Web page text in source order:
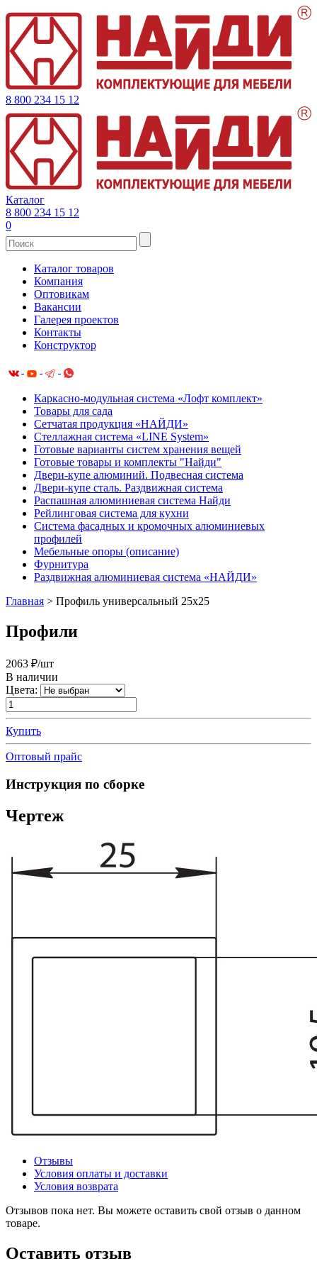
8 800 234 15 12
Каталог
8 800 234 15 12
0
Каталог товаров
Компания
Оптовикам
Вакансии
Галерея проектов
Контакты
Конструктор
Каркасно-модульная система «Лофт комплект»
Товары для сада
Сетчатая продукция «НАЙДИ»
Cтеллажная система «LINE System»
Готовые варианты систем хранения вещей
Готовые товары и комплекты "Найди"
Двери-купе алюминий. Подвесная система
Двери-купе сталь. Раздвижная система
Распашная алюминиевая система Найди
Рейлинговая система для кухни
Система фасадных и кромочных алюминиевых
профилей
Мебельные опоры (описание)
Фурнитура
Раздвижная алюминиевая система «НАЙДИ»
Главная > Профиль универсальный 25х25
Профили
2063 ₽/шт
В наличии
Цвета:
Купить
Оптовый прайс
Инструкция по сборке
Чертеж
Отзывы
Условия оплаты и доставки
Условия возврата
Отзывов пока нет. Вы можете оставить свой отзыв о данном
товаре.
Оставить отзыв